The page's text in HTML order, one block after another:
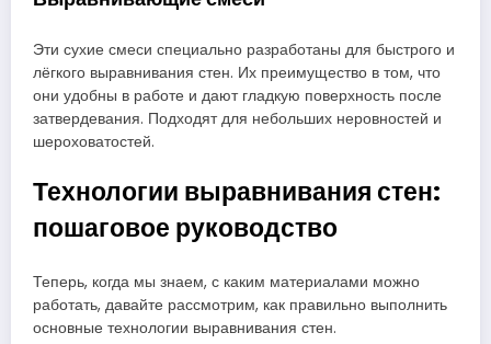
Эти сухие смеси специально разработаны для быстрого и
лёгкого выравнивания стен. Их преимущество в том, что
они удобны в работе и дают гладкую поверхность после
затвердевания. Подходят для небольших неровностей и
шероховатостей.
Технологии выравнивания стен:
пошаговое руководство
Теперь, когда мы знаем, с каким материалами можно
работать, давайте рассмотрим, как правильно выполнить
основные технологии выравнивания стен.